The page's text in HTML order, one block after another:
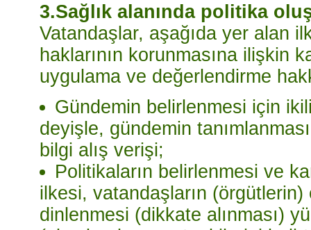
3.Sağlık alanında politika
Vatandaşlar, aşağıda yer alan
haklarının korunmasına ilişkin
uygulama ve değerlendirme
Gündemin belirlenmesi için
deyişle, gündemin
bilgi alış verişi;
Politikaların belirlenmesi ve
ilkesi, vatandaşların
dinlenmesi (dikkate alınması)